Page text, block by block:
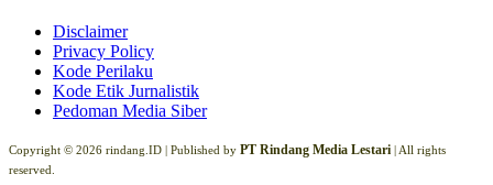
Disclaimer
Privacy Policy
Kode Perilaku
Kode Etik Jurnalistik
Pedoman Media Siber
Copyright © 2026 rindang.ID | Published by PT Rindang Media Lestari | All rights
reserved.